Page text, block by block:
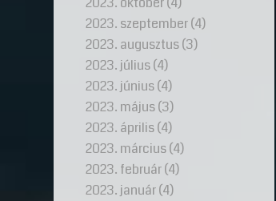
2023. szeptember(4)
2023. augusztus(3)
2023. július(4)
2023. június(4)
2023. május(3)
2023. április(4)
2023. március(4)
2023. február(4)
2023. január(4)